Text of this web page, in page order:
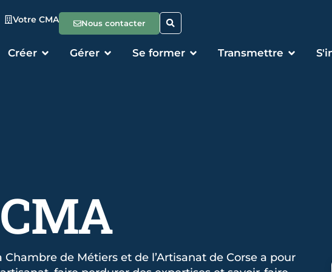
Votre CMA Nous contacter
Créer Gérer Se former Transmettre
CMA
Chambre de Métiers et de l’Artisanat de Corse a pour